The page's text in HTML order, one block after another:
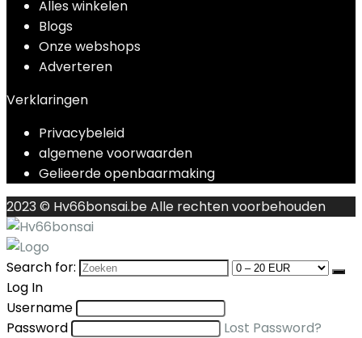
Alles winkelen
Blogs
Onze webshops
Adverteren
Verklaringen
Privacybeleid
algemene voorwaarden
Gelieerde openbaarmaking
2023 © Hv66bonsai.be Alle rechten voorbehouden
Search for:
Log In
Username
Password
Lost Password?